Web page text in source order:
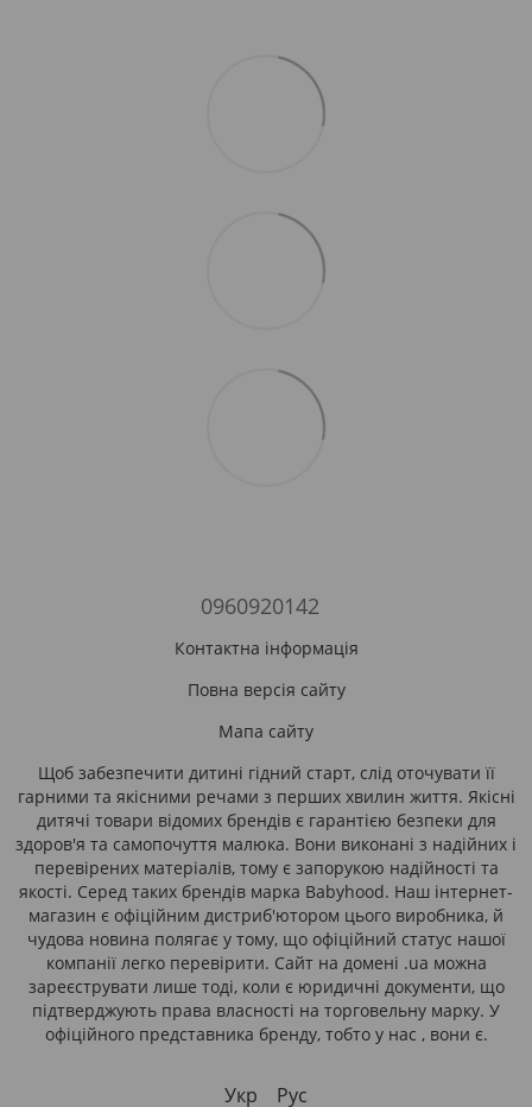
0960920142
Контактна інформація
Повна версія сайту
Мапа сайту
Щоб забезпечити дитині гідний старт, слід оточувати її
гарними та якісними речами з перших хвилин життя. Якісні
дитячі товари відомих брендів є гарантією безпеки для
здоров'я та самопочуття малюка. Вони виконані з надійних і
перевірених матеріалів, тому є запорукою надійності та
якості. Серед таких брендів марка Babyhood. Наш інтернет-
магазин є офіційним дистриб'ютором цього виробника, й
чудова новина полягає у тому, що офіційний статус нашої
компанії легко перевірити. Сайт на домені .ua можна
зареєструвати лише тоді, коли є юридичні документи, що
підтверджують права власності на торговельну марку. У
офіційного представника бренду, тобто у нас , вони є.
Укр Рус